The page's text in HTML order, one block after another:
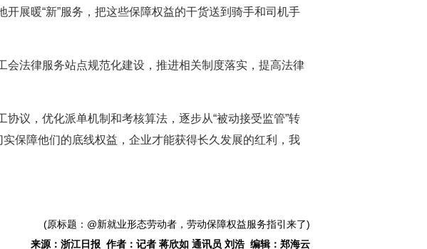
展暖“新”服务，把这些保障权益的干货送到骑手和司机手
法律服务站点规范化建设，推进相关制度落实，提高法律
议，优化派单机制和考核算法，逐步从“被动接受监管”转
保障他们的底线权益，企业才能获得长久发展的红利，我
(原标题：@新就业形态劳动者，劳动保障权益服务指引来了)
来源：浙江日报 作者：记者 蒋欣如 通讯员 刘浩 编辑：郑海云